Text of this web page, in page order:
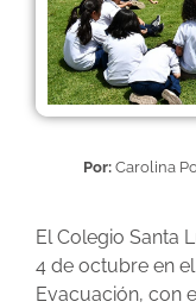
Por: Carolina
El Colegio Santa
4 de octubre en
Evacuación, con